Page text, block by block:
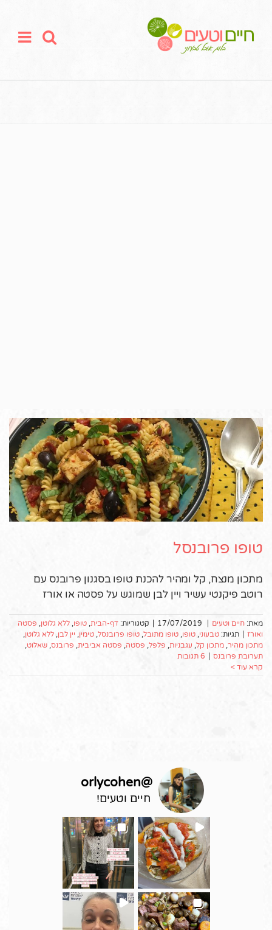
טופו פרובנסל
מתכון מנצח, קל ומהיר להכנת טופו בסגנון פרובנס עם
רוטב פיקנטי עשיר ויין לבן שמוגש על פסטה או אורז
מאת: חיים וטעים |
17/07/2019
| קטגוריות: דף-הבית טופו ללא גלוטן פסטה
ואורז | תגיות: טבעוני טופו טופו מתובל טופו פרובנסל טימין יין לבן ללא גלוטן
מתכון מהיר מתכון קל עגבניות פלפל פסטה פסטה אביבית פרובנס שאלוט
תערובת פרובנס | 6 תגובות
קרא עוד >
@
orlycohen
חיים וטעים!